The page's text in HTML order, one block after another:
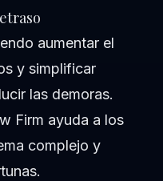
aumentar el
y simplificar
las demoras.
Firm ayuda a los
complejo y